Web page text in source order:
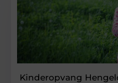
Kinderopvang